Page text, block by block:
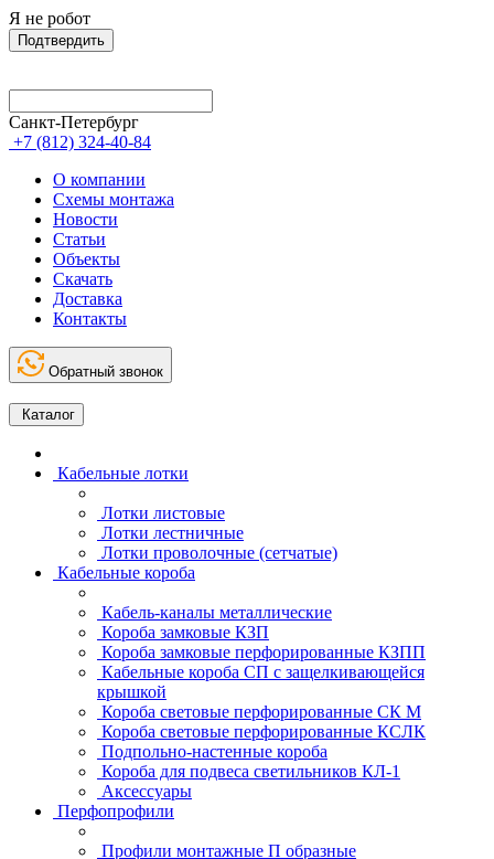
Я не робот
Подтвердить
Санкт-Петербург
+7 (812) 324-40-84
О компании
Схемы монтажа
Новости
Статьи
Объекты
Скачать
Доставка
Контакты
Обратный звонок
Каталог
Кабельные лотки
Лотки листовые
Лотки лестничные
Лотки проволочные (сетчатые)
Кабельные короба
Кабель-каналы металлические
Короба замковые КЗП
Короба замковые перфорированные КЗПП
Кабельные короба СП с защелкивающейся
крышкой
Короба световые перфорированные СК М
Короба световые перфорированные КСЛК
Подпольно-настенные короба
Короба для подвеса светильников КЛ-1
Аксессуары
Перфопрофили
Профили монтажные П образные